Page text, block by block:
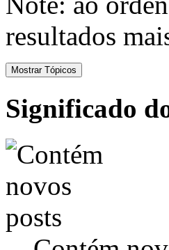
resultados
Significado